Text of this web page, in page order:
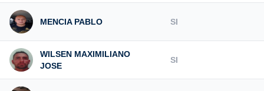
MENCIA PABLO SI
WILSEN MAXIMILIANO
JOSE
SI